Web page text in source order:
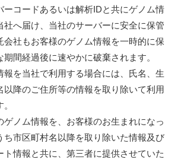
ーコードあるいは解析IDと共にゲノム情
社へ届け、当社のサーバーに安全に保管
会社もお客様のゲノム情報を一時的に保
間経過後に速やかに破棄されます。
報を当社で利用する場合には、氏名、生
以降のご住所等の情報を取り除いて利用
ゲノム情報を、お客様のお生まれになっ
ち市区町村名以降を取り除いた情報及び
ト情報と共に、第三者に提供させていた